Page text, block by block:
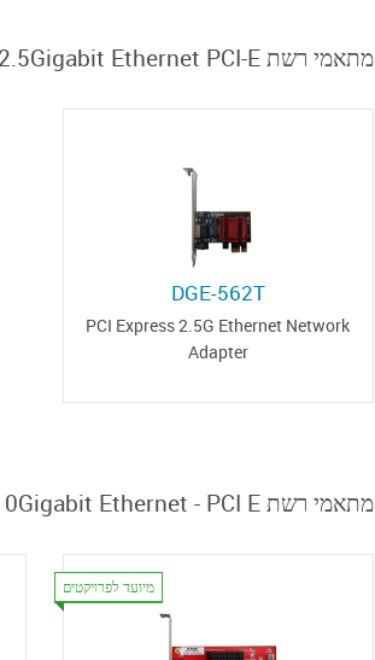
מתאמי רשת 2.5Gigabit Ethernet PCI-E
DGE-562T
PCI Express 2.5G Ethernet Network
Adapter
מתאמי רשת 10Gigabit Ethernet - PCI E
מיועד לפרויקטים